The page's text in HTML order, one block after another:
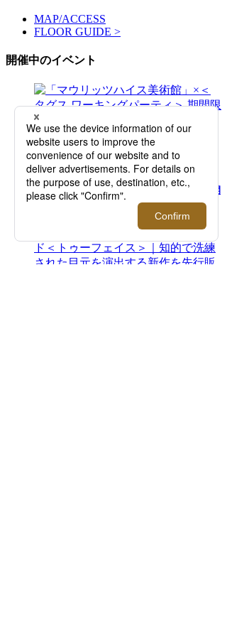
MAP/ACCESS
FLOOR GUIDE >
開催中のイベント
2026.08.05 - 08.11
「マウリッツハイス美術館」×＜タグス ワー
キングパーティ＞ 期間限定ポップアップを開
催！【伊勢丹新宿店】